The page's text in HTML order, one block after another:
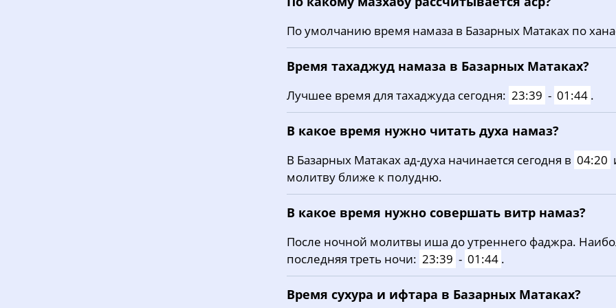
19, Ср
02:06 04:22
20, Чт
02:09 04:24 11:44
21, Пт
02:12 04:26 11:43
22, Сб
02:15 04:28 11:43
11:43
25, Вт
02:25
26, Ср
02:28 04:35 11:42
27, Чт
02:31 04:37 11:42
28, Пт
02:34 04:39
29, Сб
02:37 04:41 11:41
По умолчанию время намаза в Базарных Матаках по
Время тахаджуд намаза в Базарных Матаках?
Лучшее время для тахаджуда сегодня: 23:39 - 01:44 .
В какое время нужно читать духа намаз?
В Базарных Матаках ад-духа начинается сегодня в 04:20
молитву ближе к полудню.
В какое время нужно совершать витр намаз?
После ночной молитвы иша до утреннего фаджра.
последняя треть ночи: 23:39 - 01:44 .
Время сухура и ифтара в Базарных Матаках?